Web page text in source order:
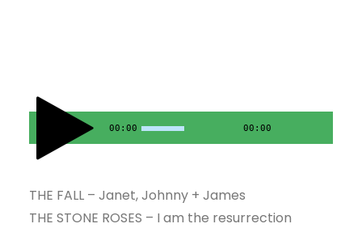
00:00 00:00
THE FALL – Janet, Johnny + James
THE STONE ROSES – I am the resurrection